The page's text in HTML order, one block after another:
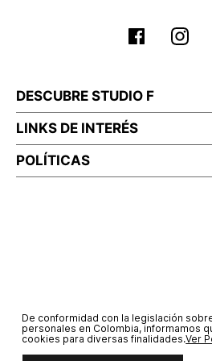
DESCUBRE STUDIO F
LINKS DE INTERÉS
POLÍTICAS
De conformidad con la legislación
personales en Colombia, informamos
cookies para diversas finalidades.Ver